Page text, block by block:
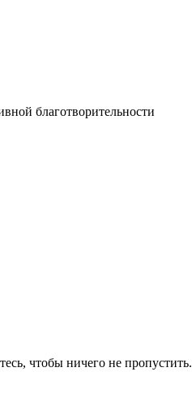
благотворительности
чтобы ничего не пропустить.